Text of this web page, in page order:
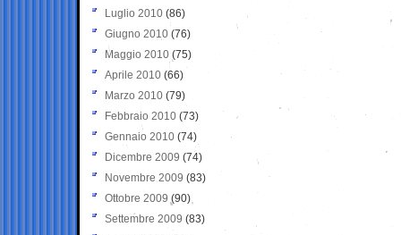
Luglio 2010 (86)
Giugno 2010 (76)
Maggio 2010 (75)
Aprile 2010 (66)
Marzo 2010 (79)
Febbraio 2010 (73)
Gennaio 2010 (74)
Dicembre 2009 (74)
Novembre 2009 (83)
Ottobre 2009 (90)
Settembre 2009 (83)